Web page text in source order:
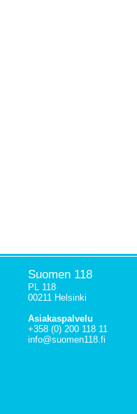
Suomen 118
PL 118
00211 Helsinki
Asiakaspalvelu
+358 (0) 200 118 11
info@suomen118.fi